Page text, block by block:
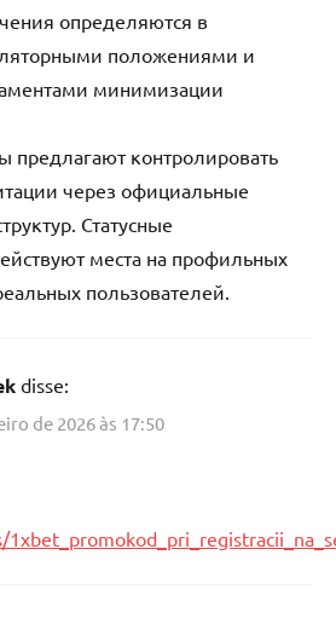
определяются в
положениями и
минимизации
предлагают контролировать
через официальные
Статусные
места на профильных
пользователей.
disse:
de 2026 às 17:50